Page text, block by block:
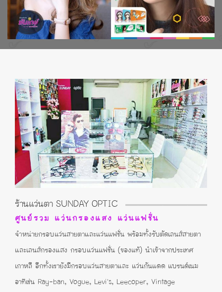
ร้านแว่นตา SUNDAY OPTIC
ศูนย์รวม แว่นกรองแสง แว่นแฟชั่น
จำหน่ายกรอบแว่นสายตาและแว่นแฟชั่น พร้อมทั้งรับตัดเลนส์สายตา
และเลนส์กรองแสง กรอบแว่นแฟชั่น (ของแท้) นำเข้าจากประเทศ
เกาหลี อีกทั้งเรายังมีกรอบแว่นสายตาและ แว่นกันแดด แบรนด์เนม
อาทิเช่น Ray-ban, Vogue, Levi's, Leecoper, Vintage